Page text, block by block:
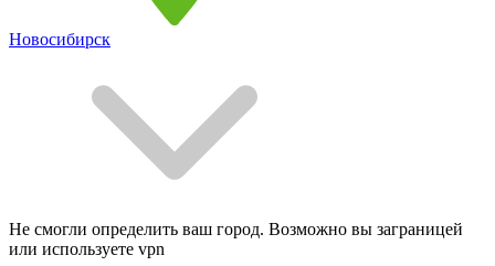
Новосибирск
Не смогли определить ваш город. Возможно вы заграницей
или используете vpn